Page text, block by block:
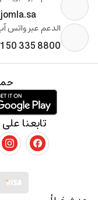
الدعم عبر واتس
50 335 8800
تابعنا